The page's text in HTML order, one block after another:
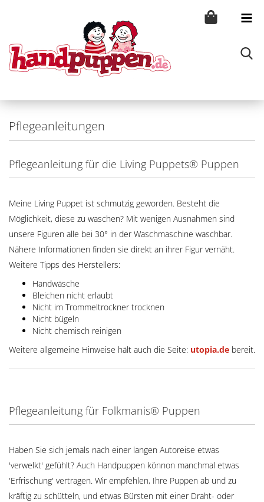
Pflegeanleitungen
Pflegeanleitung für die Living Puppets® Puppen
Meine Living Puppet ist schmutzig geworden. Besteht die
Möglichkeit, diese zu waschen? Mit wenigen Ausnahmen sind
unsere Figuren alle bei 30° in der Waschmaschine waschbar.
Nähere Informationen finden sie direkt an ihrer Figur vernäht.
Weitere Tipps des Herstellers:
Handwäsche
Bleichen nicht erlaubt
Nicht im Trommeltrockner trocknen
Nicht bügeln
Nicht chemisch reinigen
Weitere allgemeine Hinweise hält auch die Seite: utopia.de bereit.
Pflegeanleitung für Folkmanis® Puppen
Haben Sie sich jemals nach einer langen Autoreise etwas
'verwelkt' gefühlt? Auch Handpuppen könnon manchmal etwas
'Erfrischung' vertragen. Wir empfehlen, Ihre Puppen ab und zu
kräftig zu schütteln, und etwas Bürsten mit einer Draht- oder